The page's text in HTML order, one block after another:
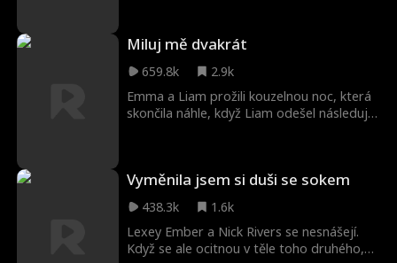
před veřejností.
Miluj mě dvakrát
659.8k
2.9k
Emma a Liam prožili kouzelnou noc, která
skončila náhle, když Liam odešel následující
nevyřešené city vrátí, Emma se rozhodne
předstírat, že s Liamem chodí, aby ji
bývalý nechal na pokoji.
Vyměnila jsem si duši se sokem
438.3k
1.6k
Lexey Ember a Nick Rivers se nesnášejí.
Když se ale ocitnou v těle toho druhého,